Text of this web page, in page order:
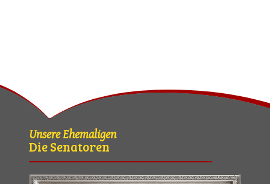
Unsere Ehemaligen
Die Senatoren